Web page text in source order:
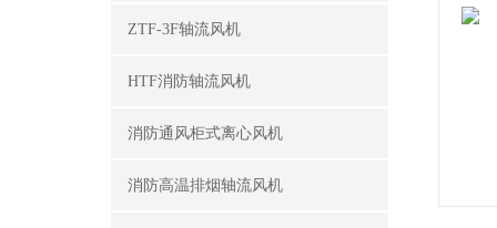
ZTF-3F轴流风机
HTF消防轴流风机
消防通风柜式离心风机
消防高温排烟轴流风机